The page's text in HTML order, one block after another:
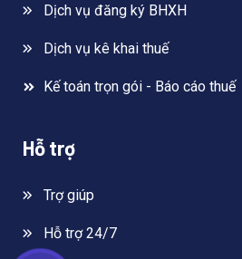
Dịch vụ đăng ký BHXH
Dịch vụ kê khai thuế
Kế toán trọn gói - Báo cáo thuế
Hỗ trợ
Trợ giúp
Hỗ trợ 24/7